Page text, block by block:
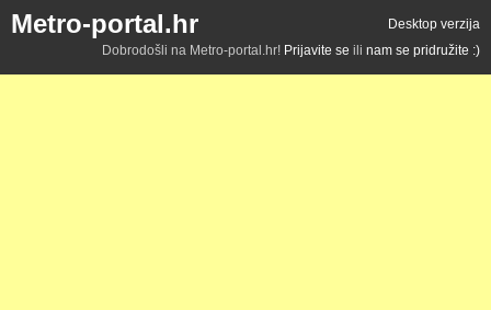
Metro-portal.hr
Desktop verzija
Dobrodošli na Metro-portal.hr! Prijavite se ili nam se pridružite :)